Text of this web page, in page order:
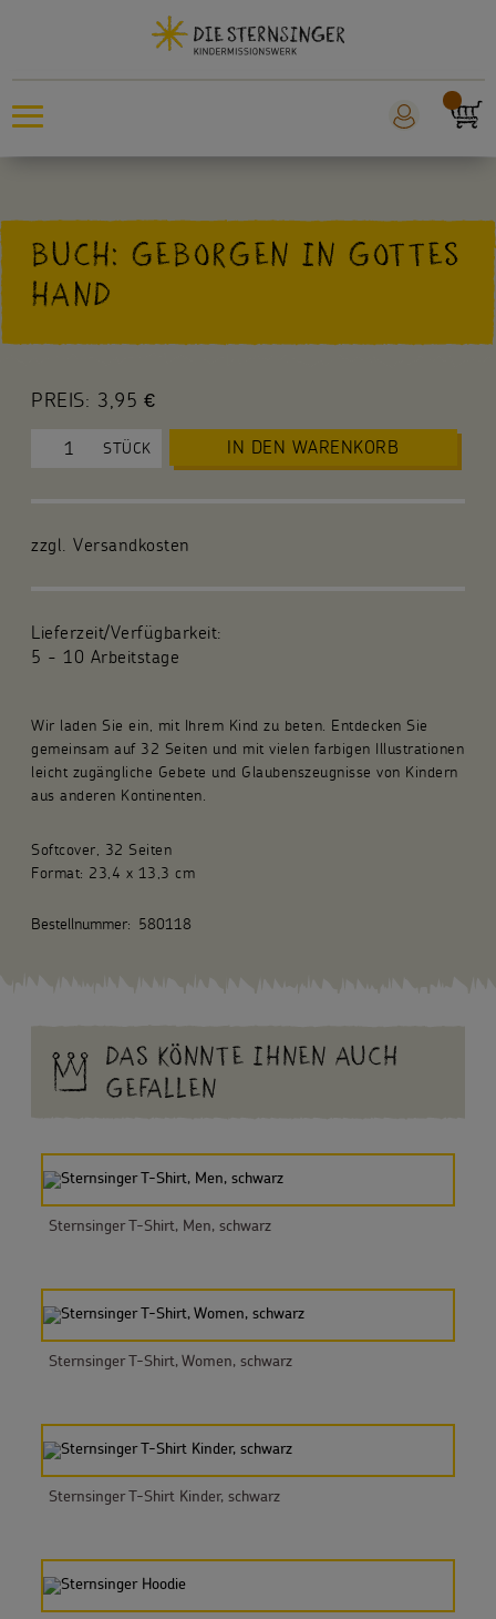
Sankt Martin
Weltmissionstag der Kinder
Über uns
Kunsthandwerk und Geschenke
BUCH: GEBORGEN IN GOTTES
HAND
Wir laden Sie ein, mit Ihrem Kind zu beten. Entdecken Sie
gemeinsam auf 32 Seiten und mit vielen farbigen Illustrationen
leicht zugängliche Gebete und Glaubenszeugnisse von Kindern
aus anderen Kontinenten.
Softcover, 32 Seiten
Format: 23,4 x 13,3 cm
Bestellnummer: 580118
PREIS: 3,95 €
STÜCK IN DEN WARENKORB
zzgl. Versandkosten
Lieferzeit/Verfügbarkeit:
5 - 10 Arbeitstage
DAS KÖNNTE IHNEN AUCH
GEFALLEN
Sternsinger T-Shirt, Men, schwarz
Sternsinger T-Shirt, Women, schwarz
Sternsinger T-Shirt Kinder, schwarz